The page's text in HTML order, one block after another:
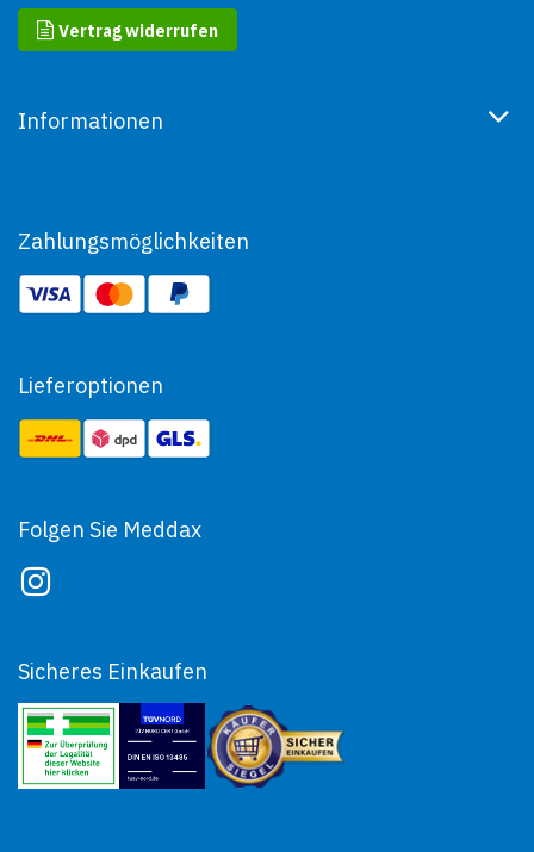
Vertrag widerrufen
Informationen
Zahlungsmöglichkeiten
Lieferoptionen
Folgen Sie Meddax
Sicheres Einkaufen